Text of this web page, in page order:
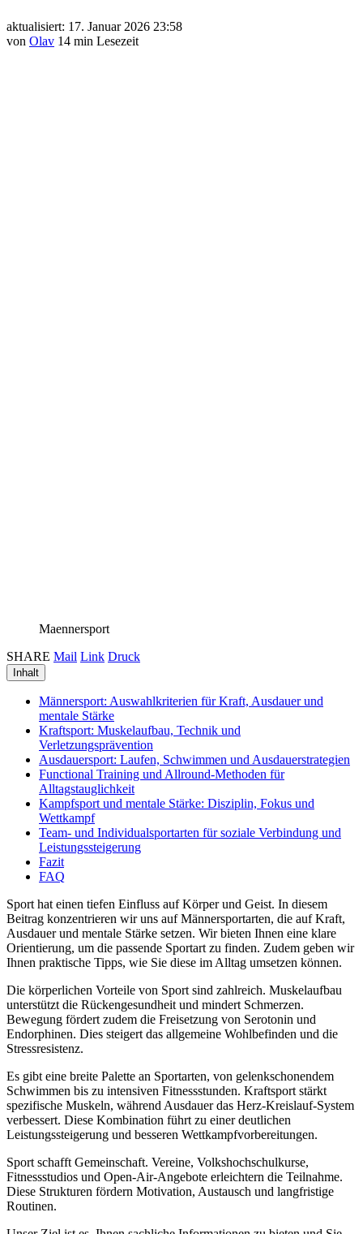
aktualisiert: 17. Januar 2026 23:58
von Olav 14 min Lesezeit
Maennersport
SHARE Mail Link Druck
Inhalt
Männersport: Auswahlkriterien für Kraft, Ausdauer und
mentale Stärke
Kraftsport: Muskelaufbau, Technik und
Verletzungsprävention
Ausdauersport: Laufen, Schwimmen und Ausdauerstrategien
Functional Training und Allround-Methoden für
Alltagstauglichkeit
Kampfsport und mentale Stärke: Disziplin, Fokus und
Wettkampf
Team- und Individualsportarten für soziale Verbindung und
Leistungssteigerung
Fazit
FAQ
Sport hat einen tiefen Einfluss auf Körper und Geist. In diesem
Beitrag konzentrieren wir uns auf Männersportarten, die auf Kraft,
Ausdauer und mentale Stärke setzen. Wir bieten Ihnen eine klare
Orientierung, um die passende Sportart zu finden. Zudem geben wir
Ihnen praktische Tipps, wie Sie diese im Alltag umsetzen können.
Die körperlichen Vorteile von Sport sind zahlreich. Muskelaufbau
unterstützt die Rückengesundheit und mindert Schmerzen.
Bewegung fördert zudem die Freisetzung von Serotonin und
Endorphinen. Dies steigert das allgemeine Wohlbefinden und die
Stressresistenz.
Es gibt eine breite Palette an Sportarten, von gelenkschonendem
Schwimmen bis zu intensiven Fitnessstunden. Kraftsport stärkt
spezifische Muskeln, während Ausdauer das Herz-Kreislauf-System
verbessert. Diese Kombination führt zu einer deutlichen
Leistungssteigerung und besseren Wettkampfvorbereitungen.
Sport schafft Gemeinschaft. Vereine, Volkshochschulkurse,
Fitnessstudios und Open-Air-Angebote erleichtern die Teilnahme.
Diese Strukturen fördern Motivation, Austausch und langfristige
Routinen.